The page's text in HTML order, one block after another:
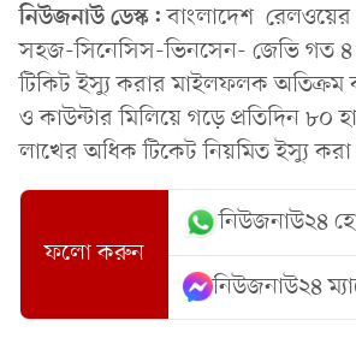
নিউজনাউ ডেস্ক:বাংলাদেশ রেলওয়ের
সহজ-সিনেসিস-ভিনসেন- জেভি গত ৪
টিকিট ইস্যু করার মাইলফলক অতিক্রম
ও কাউন্টার মিলিয়ে গড়ে প্রতিদিন ৮০
লাখের অধিক টিকেট নিয়মিত ইস্যু করা
ফলো করুন
নিউজনাউ২৪
নিউজনাউ২৪